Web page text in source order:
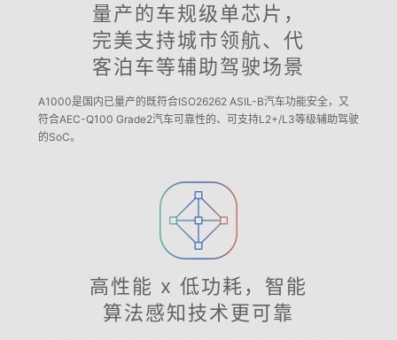
量产的车规级单芯片，
完美支持城市领航、代
客泊车等辅助驾驶场景
A1000是国内已量产的既符合ISO26262 ASIL-B汽车功能安全，又
符合AEC-Q100 Grade2汽车可靠性的、可支持L2+/L3等级辅助驾驶
的SoC。
高性能 x 低功耗，智能
算法感知技术更可靠